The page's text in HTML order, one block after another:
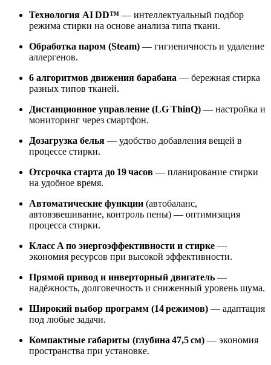
Технология AI DD™ — интеллектуальный подбор
режима стирки на основе анализа типа ткани.
Обработка паром (Steam) — гигиеничность и удаление
аллергенов.
6 алгоритмов движения барабана — бережная стирка
разных типов тканей.
Дистанционное управление (LG ThinQ) — настройка и
мониторинг через смартфон.
Дозагрузка белья — удобство добавления вещей в
процессе стирки.
Отсрочка старта до 19 часов — планирование стирки
на удобное время.
Автоматические функции (автобаланс,
автовзвешивание, контроль пены) — оптимизация
процесса стирки.
Класс A по энергоэффективности и стирке —
экономия ресурсов при высокой эффективности.
Прямой привод и инверторный двигатель —
надёжность, долговечность и сниженный уровень шума.
Широкий выбор программ (14 режимов) — адаптация
под любые задачи.
Компактные габариты (глубина 47,5 см) — экономия
пространства при установке.